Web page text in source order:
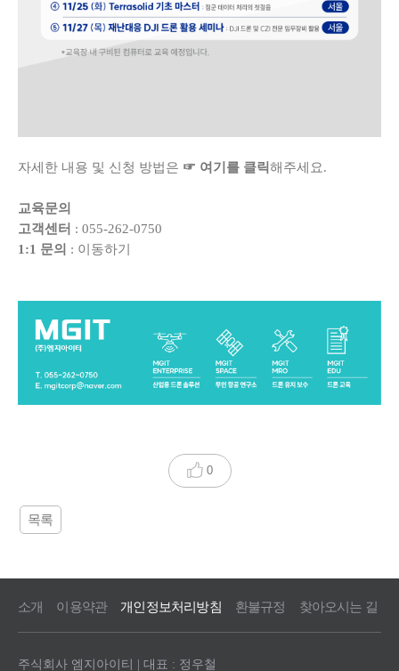
자세한 내용 및 신청 방법은 ☞ 여기를 클릭해주세요.
교육문의
고객센터 : 055-262-0750
1:1 문의 : 이동하기
0
목록
소개 이용약관 개인정보처리방침 환불규정 찾아오시는 길
주식회사 엠지아이티 | 대표 : 정우철